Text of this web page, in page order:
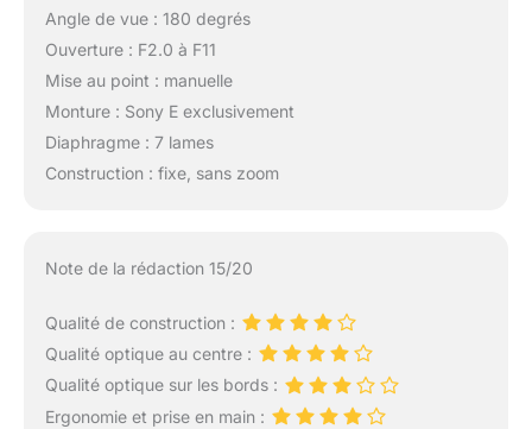
Angle de vue : 180 degrés
Ouverture : F2.0 à F11
Mise au point : manuelle
Monture : Sony E exclusivement
Diaphragme : 7 lames
Construction : fixe, sans zoom
Note de la rédaction 15/20
Qualité de construction :
Qualité optique au centre :
Qualité optique sur les bords :
Ergonomie et prise en main :